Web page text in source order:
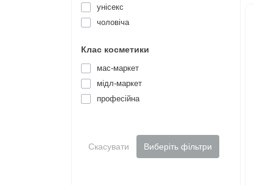
унісекс
чоловіча
Клас косметики
мас-маркет
мідл-маркет
професійна
Скасувати Виберіть фільтри